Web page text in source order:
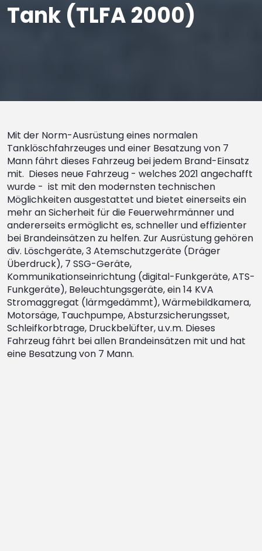
Tank (TLFA 2000)
Mit der Norm-Ausrüstung eines normalen
Tanklöschfahrzeuges und einer Besatzung von 7
Mann fährt dieses Fahrzeug bei jedem Brand-Einsatz
mit. Dieses neue Fahrzeug - welches 2021 angechafft
wurde - ist mit den modernsten technischen
Möglichkeiten ausgestattet und bietet einerseits ein
mehr an Sicherheit für die Feuerwehrmänner und
andererseits ermöglicht es, schneller und effizienter
bei Brandeinsätzen zu helfen. Zur Ausrüstung gehören
div. Löschgeräte, 3 Atemschutzgeräte (Dräger
Überdruck), 7 SSG-Geräte,
Kommunikationseinrichtung (digital-Funkgeräte, ATS-
Funkgeräte), Beleuchtungsgeräte, ein 14 KVA
Stromaggregat (lärmgedämmt), Wärmebildkamera,
Motorsäge, Tauchpumpe, Absturzsicherungsset,
Schleifkorbtrage, Druckbelüfter, u.v.m. Dieses
Fahrzeug fährt bei allen Brandeinsätzen mit und hat
eine Besatzung von 7 Mann.